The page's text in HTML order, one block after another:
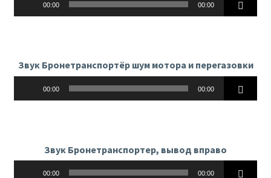
00:00 00:00
Звук Бронетранспортёр шум мотора и перегазовки
00:00 00:00
Звук Бронетранспортер, вывод вправо
00:00 00:00